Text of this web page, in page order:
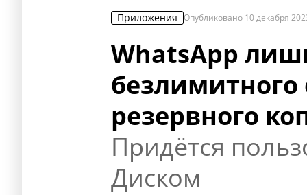
Приложения Опубликовано 10 декабря
WhatsApp
безлимитного
резервного
Придётся
Диском